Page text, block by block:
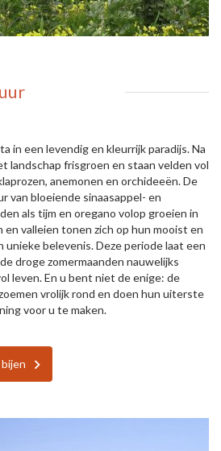
in een levendig en kleurrijk paradijs. Na
landschap frisgroen en staan velden vol
anemonen en orchideeën. De
van bloeiende sinaasappel- en
als tijm en oregano volop groeien in
en valleien tonen zich op hun mooist en
unieke belevenis. Deze periode laat een
droge zomermaanden nauwelijks
leven. En u bent niet de enige: de
vrolijk rond en doen hun uiterste
voor u te maken.